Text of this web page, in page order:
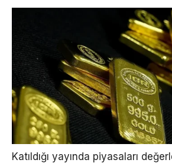
Katıldığı yayında piyasaları